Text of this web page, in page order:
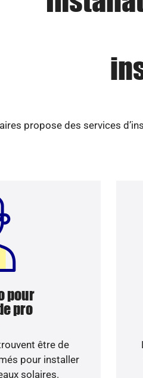
propose des services
pour
pro
être de
pour installer
solaires.